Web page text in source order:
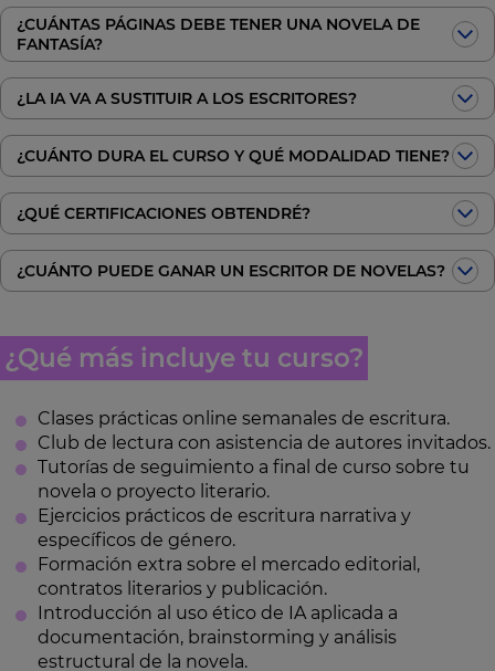
¿CUÁNTAS PÁGINAS DEBE TENER UNA NOVELA DE
FANTASÍA?
¿LA IA VA A SUSTITUIR A LOS ESCRITORES?
¿CUÁNTO DURA EL CURSO Y QUÉ MODALIDAD TIENE?
¿QUÉ CERTIFICACIONES OBTENDRÉ?
¿CUÁNTO PUEDE GANAR UN ESCRITOR DE NOVELAS?
¿Qué más incluye tu curso?
Clases prácticas online semanales de escritura.
Club de lectura con asistencia de autores invitados.
Tutorías de seguimiento a final de curso sobre tu
novela o proyecto literario.
Ejercicios prácticos de escritura narrativa y
específicos de género.
Formación extra sobre el mercado editorial,
contratos literarios y publicación.
Introducción al uso ético de IA aplicada a
documentación, brainstorming y análisis
estructural de la novela.